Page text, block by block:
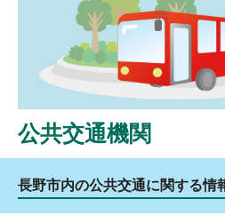
公共交通機関
長野市内の公共交通に関する情